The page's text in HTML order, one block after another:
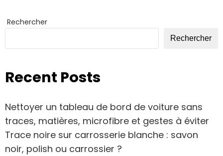
Rechercher
Rechercher
Recent Posts
Nettoyer un tableau de bord de voiture sans
traces, matières, microfibre et gestes à éviter
Trace noire sur carrosserie blanche : savon
noir, polish ou carrossier ?